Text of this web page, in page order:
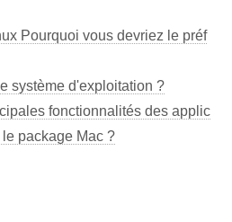
Pourquoi vous devriez le préf
système d'exploitation ?
fonctionnalités des applic
package Mac ?